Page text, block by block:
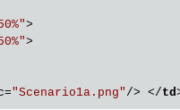
>
>
="Scenario1a.png" /> </td